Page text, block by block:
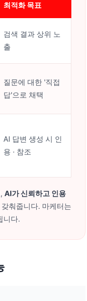
최적화 목표
검색 결과 상위 노
출
질문에 대한 '직접
답'으로 채택
AI 답변 생성 시 인
용 · 참조
AI가 신뢰하고 인용
춰줍니다. 마케터는
니다.